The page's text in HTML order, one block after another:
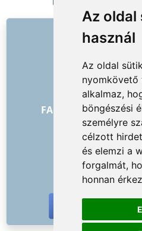
Az oldal
használ
Az oldal
nyomkövető
alkalmaz,
böngészési
személyre
célzott
és elemzi a
forgalmát,
honnan
Hogyan
Általános
FAQ - megrendelők
Reklám és
KÖZÖSSÉGI